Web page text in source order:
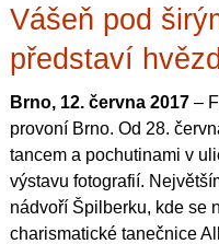
Vášeň pod
představí
Brno, 12. června 2017 –
provoní Brno. Od 28.
tancem a pochutinami v
výstavu fotografií.
nádvoří Špilberku, kde se
charismatické tanečnice
návštěvníky, tak pro